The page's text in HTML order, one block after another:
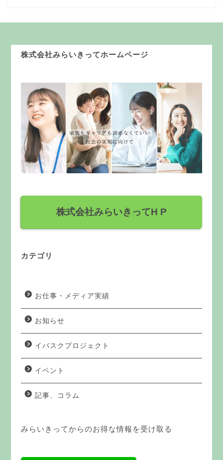
株式会社みらいきってホームページ
株式会社みらいきってH P
カテゴリ
お仕事・メディア実績
お知らせ
イバスクプロジェクト
イベント
記事、コラム
みらいきってからのお得な情報を受け取る